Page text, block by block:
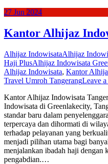
27 Jun 2024
Kantor Alhijaz
Alhijaz IndowisataAlhijaz
Haji PlusAlhijaz Indowisata
Alhijaz Indowisata, Kantor
Travel Umroh TangerangLeave
Kantor Alhijaz Indowisata
Indowisata di Greenlakecity,
standar baru dalam
terpercaya dan dihormati di
terhadap pelayanan yang
menjadi pilihan utama bagi
menjalankan ibadah haji dengan
pengabdian.…